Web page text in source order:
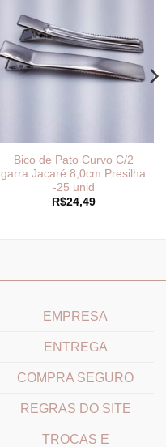
Bico de Pato Curvo C/2
garra Jacaré 8,0cm Presilha
-25 unid
R$24,49
EMPRESA
ENTREGA
COMPRA SEGURO
REGRAS DO SITE
TROCAS E